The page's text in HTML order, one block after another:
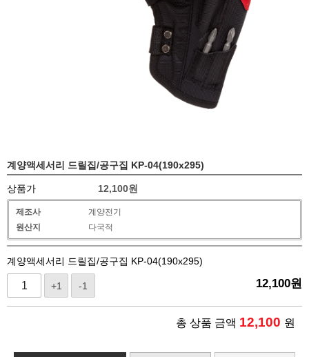
계양액세서리 드릴집/공구집 KP-04(190x295)
상품가 12,100원
제조사
계양전기
원산지
다국적
계양액세서리 드릴집/공구집 KP-04(190x295)
+1 -1 12,100원
총 상품 금액 12,100 원